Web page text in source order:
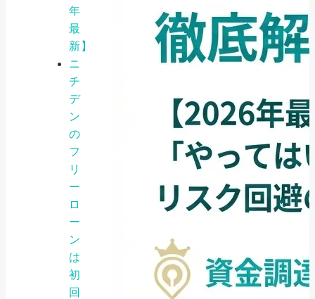
年
最
新】
ニ
チ
デ
ン
の
フ
リ
ー
ロ
ー
ン
は
初
回